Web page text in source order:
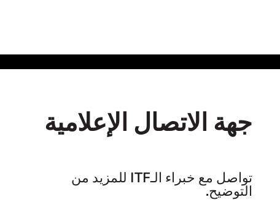
جهة الاتصال الإعلامية
تواصل مع خبراء الـITF للمزيد من
التوضيح.